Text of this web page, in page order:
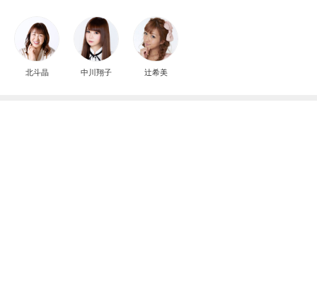
北斗晶 中川翔子 辻希美